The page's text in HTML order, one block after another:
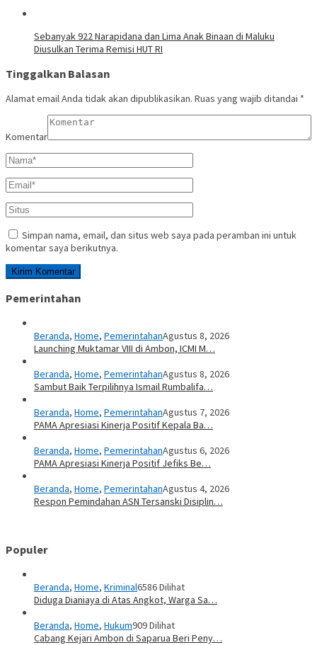
Sebanyak 922 Narapidana dan Lima Anak Binaan di Maluku
Diusulkan Terima Remisi HUT RI
Tinggalkan Balasan
Alamat email Anda tidak akan dipublikasikan. Ruas yang wajib ditandai *
Komentar
Simpan nama, email, dan situs web saya pada peramban ini untuk
komentar saya berikutnya.
Pemerintahan
Beranda, Home, PemerintahanAgustus 8, 2026
Launching Muktamar VIII di Ambon, ICMI M…
Beranda, Home, PemerintahanAgustus 8, 2026
Sambut Baik Terpilihnya Ismail Rumbalifa…
Beranda, Home, PemerintahanAgustus 7, 2026
PAMA Apresiasi Kinerja Positif Kepala Ba…
Beranda, Home, PemerintahanAgustus 6, 2026
PAMA Apresiasi Kinerja Positif Jefiks Be…
Beranda, Home, PemerintahanAgustus 4, 2026
Respon Pemindahan ASN Tersanski Disiplin…
Populer
Beranda, Home, Kriminal6586 Dilihat
Diduga Dianiaya di Atas Angkot, Warga Sa…
Beranda, Home, Hukum909 Dilihat
Cabang Kejari Ambon di Saparua Beri Peny…